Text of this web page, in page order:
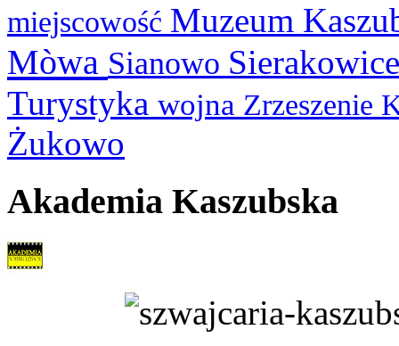
miejscowość Muzeum
Mòwa Sianowo
Turystyka wojna Zrzeszenie
Żukowo
Akademia Kaszubska